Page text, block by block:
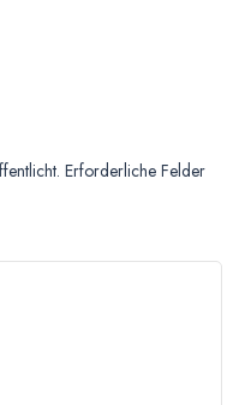
Erforderliche Felder